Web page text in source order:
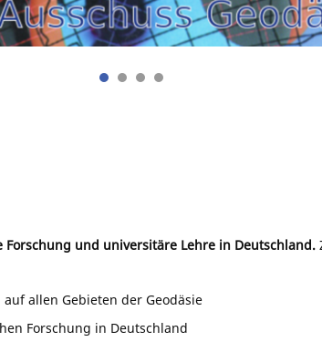
Forschung und universitäre Lehre in Deutschland.
allen Gebieten der Geodäsie
Forschung in Deutschland